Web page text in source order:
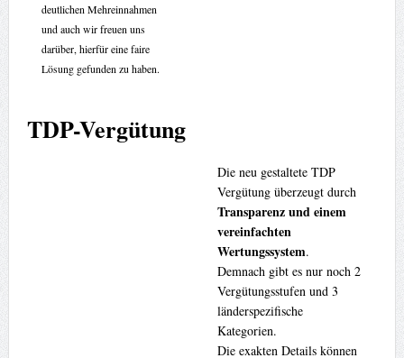
deutlichen Mehreinnahmen
und auch wir freuen uns
darüber, hierfür eine faire
Lösung gefunden zu haben.
TDP-Vergütung
Die neu gestaltete TDP
Vergütung überzeugt durch
Transparenz und einem
vereinfachten
Wertungssystem.
Demnach gibt es nur noch 2
Vergütungsstufen und 3
länderspezifische
Kategorien.
Die exakten Details können